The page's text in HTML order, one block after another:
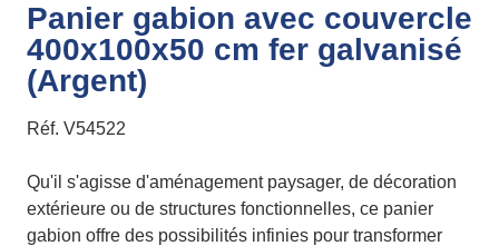
Panier gabion avec couvercle
400x100x50 cm fer galvanisé
(Argent)
Réf. V54522
Qu'il s'agisse d'aménagement paysager, de décoration
extérieure ou de structures fonctionnelles, ce panier
gabion offre des possibilités infinies pour transformer